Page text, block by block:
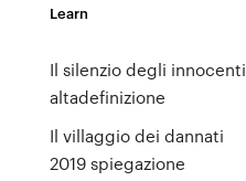
Learn
Il silenzio degli innocenti
altadefinizione
Il villaggio dei dannati
2019 spiegazione